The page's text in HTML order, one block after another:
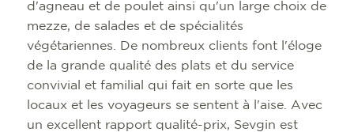
d'agneau et de poulet ainsi qu'un large choix de
mezze, de salades et de spécialités
végétariennes. De nombreux clients font l'éloge
de la grande qualité des plats et du service
convivial et familial qui fait en sorte que les
locaux et les voyageurs se sentent à l'aise. Avec
un excellent rapport qualité-prix, Sevgin est